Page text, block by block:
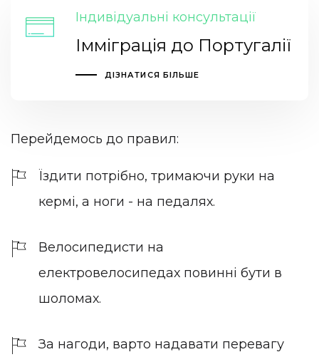
Індивідуальні консультації
Імміграція до Португалії
ДІЗНАТИСЯ БІЛЬШЕ
Перейдемось до правил:
Їздити потрібно, тримаючи руки на
кермі, а ноги - на педалях.
Велосипедисти на
електровелосипедах повинні бути в
шоломах.
За нагоди, варто надавати перевагу